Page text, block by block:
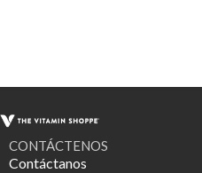
CONTÁCTENOS
Contáctanos